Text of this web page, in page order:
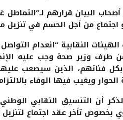
أصحاب البيان قرارهم
اجتماع من أجل الحسم في تنزيل
النقابية “انعدام
طرف وزير صحة وجب عليه
فئاتهم، الذين سيصعب
ويغيب فيها الوفاء
أن التنسيق النقابي
تأخر عقد اجتماع لتنزيل اتفاق 23 يوليوز 2024